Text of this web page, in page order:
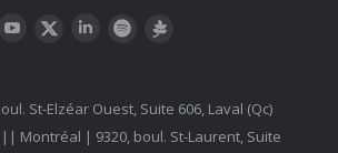
:
YouTubeTwitter LinkedInSpotify
St-Elzéar Ouest, Suite 606, Laval (Qc)
|| Montréal | 9320, boul. St-Laurent, Suite